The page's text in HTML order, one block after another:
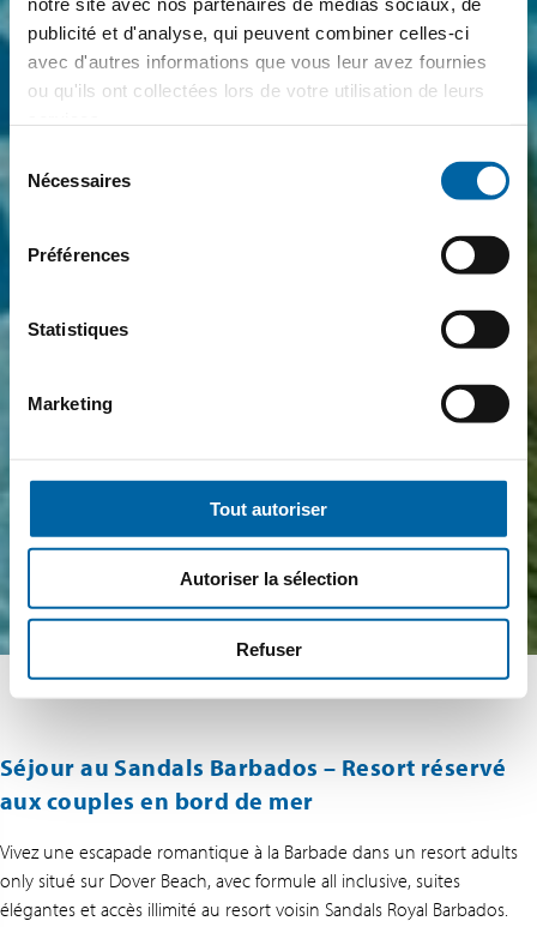
publicité et d'analyse, qui peuvent combiner celles-ci
avec d'autres informations que vous leur avez fournies
ou qu'ils ont collectées lors de votre utilisation de leurs
consentement
Nécessaires
Préférences
Statistiques
Marketing
Tout autoriser
Autoriser la sélection
Refuser
Séjour au Sandals Barbados – Resort réservé
aux couples en bord de mer
Vivez une escapade romantique à la Barbade dans un resort adults
only situé sur Dover Beach, avec formule all inclusive, suites
élégantes et accès illimité au resort voisin Sandals Royal Barbados.